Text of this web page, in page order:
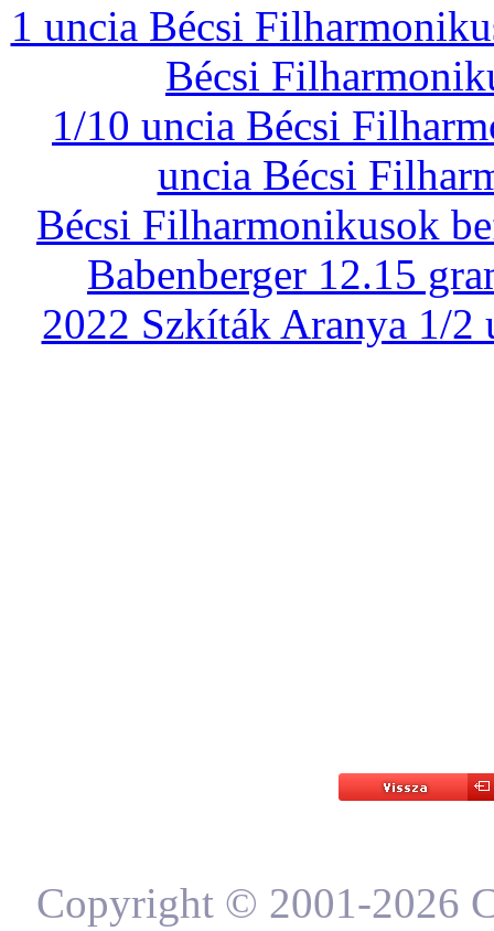
1 uncia Bécsi
Bécsi
1/10 uncia Bécsi
uncia Bécsi
Bécsi Filharmonikusok
Babenberger 12.15
2022 Szkíták Aranya 1/2
Copyright © 2001-2026